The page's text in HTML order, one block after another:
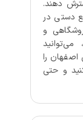
دهند.
دستی در
و
را
و حتی